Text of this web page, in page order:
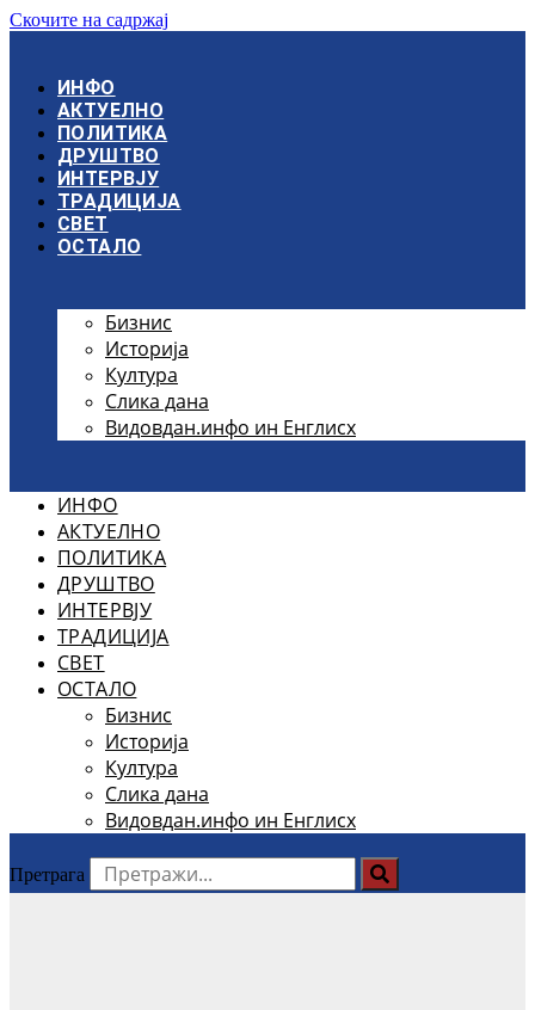
Скочите на садржај
ИНФО
АКТУЕЛНО
ПОЛИТИКА
ДРУШТВО
ИНТЕРВЈУ
ТРАДИЦИЈА
СВЕТ
ОСТАЛО
Бизнис
Историја
Култура
Слика дана
Видовдан.инфо ин Енглисх
ИНФО
АКТУЕЛНО
ПОЛИТИКА
ДРУШТВО
ИНТЕРВЈУ
ТРАДИЦИЈА
СВЕТ
ОСТАЛО
Бизнис
Историја
Култура
Слика дана
Видовдан.инфо ин Енглисх
Претрага